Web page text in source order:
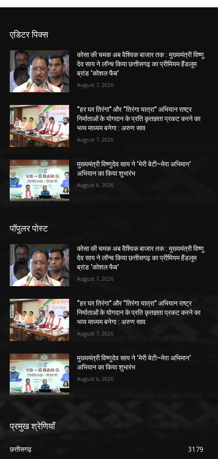
एडिटर पिक्स
कोसा की चमक अब वैश्विक बाजार तक : मुख्यमंत्री विष्णु
देव साय ने लॉन्च किया छत्तीसगढ़ का प्रीमियम हैंडलूम
ब्रांड ‘कोशल फैब’
August 7, 2026
“हर घर तिरंगा” और “तिरंगा यात्रा” अभियान राष्ट्र
निर्माताओं के योगदान के प्रति कृतज्ञता प्रकट करने का
भव्य माध्यम बनेगा : अरुण साव
August 7, 2026
मुख्यमंत्री विष्णुदेव साय ने ‘मेरी बेटी–मेरा अभिमान’
अभियान का किया शुभारंभ
August 6, 2026
पॉपुलर पोस्ट
कोसा की चमक अब वैश्विक बाजार तक : मुख्यमंत्री विष्णु
देव साय ने लॉन्च किया छत्तीसगढ़ का प्रीमियम हैंडलूम
ब्रांड ‘कोशल फैब’
August 7, 2026
“हर घर तिरंगा” और “तिरंगा यात्रा” अभियान राष्ट्र
निर्माताओं के योगदान के प्रति कृतज्ञता प्रकट करने का
भव्य माध्यम बनेगा : अरुण साव
August 7, 2026
मुख्यमंत्री विष्णुदेव साय ने ‘मेरी बेटी–मेरा अभिमान’
अभियान का किया शुभारंभ
August 6, 2026
प्रमुख श्रेणियाँ
छत्तीसगढ़
3179